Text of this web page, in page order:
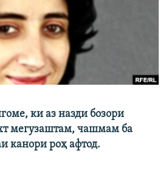
RL
ки аз назди бозори
мегузаштам, чашмам ба
канори роҳ афтод.